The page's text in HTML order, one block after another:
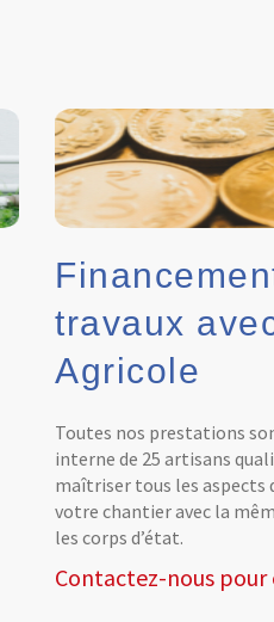
travaux
Agricole
Toutes nos prestations
interne de 25 artisans
maîtriser tous les aspects
votre chantier avec la
les corps d’état.
Contactez-nous pour